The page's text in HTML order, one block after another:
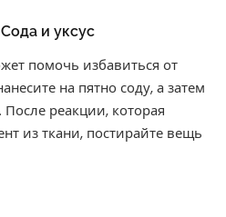
и уксус
помочь избавиться от
на пятно соду, а затем
После реакции, которая
из ткани, постирайте вещь